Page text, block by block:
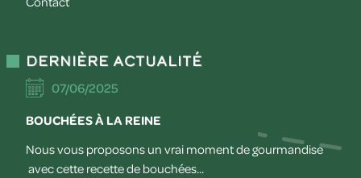
Dernière actualité
07/06/2025
BOUCHÉES À LA REINE
Nous vous proposons un vrai moment de gourmandise
avec cette recette de bouchées...